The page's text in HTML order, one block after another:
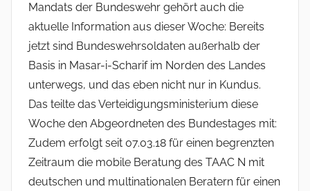
Mandats der Bundeswehr gehört auch die
aktuelle Information aus dieser Woche: Bereits
jetzt sind Bundeswehrsoldaten außerhalb der
Basis in Masar-i-Scharif im Norden des Landes
unterwegs, und das eben nicht nur in Kundus.
Das teilte das Verteidigungsministerium diese
Woche den Abgeordneten des Bundestages mit:
Zudem erfolgt seit 07.03.18 für einen begrenzten
Zeitraum die mobile Beratung des TAAC N mit
deutschen und multinationalen Beratern für einen